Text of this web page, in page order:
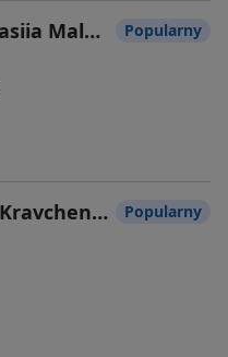
lek. dent. Anastasiia Malkina Popularny
lek. dent. Iryna Kravchenko Popularny